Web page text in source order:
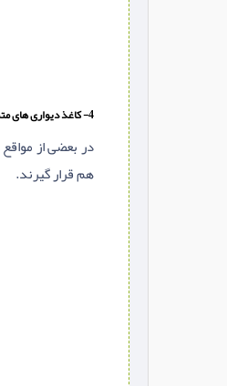
4- کاغذ دیواری های متمرکز
در بعضی از
هم قرار گیرند.